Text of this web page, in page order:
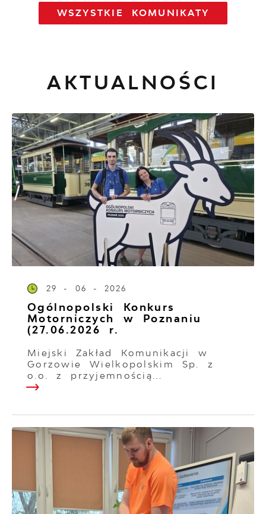
WSZYSTKIE KOMUNIKATY
AKTUALNOŚCI
29 - 06 - 2026
Ogólnopolski Konkurs
Motorniczych w Poznaniu
(27.06.2026 r.
Miejski Zakład Komunikacji w
Gorzowie Wielkopolskim Sp. z
o.o. z przyjemnością...